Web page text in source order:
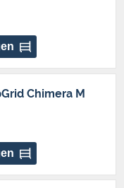
Chimera M